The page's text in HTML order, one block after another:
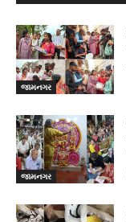
જામનગર
જામનગર